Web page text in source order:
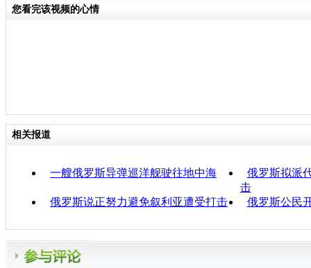
您看完该视频的心情
相关报道
一艘俄罗斯导弹巡洋舰驶往地中海
俄罗斯拟派
击
俄罗斯说正努力避免叙利亚遭受打击
俄罗斯公民